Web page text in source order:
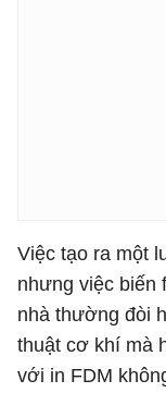
Việc tạo ra một
nhưng việc biến
nhà thường đòi
thuật cơ khí mà
với in FDM